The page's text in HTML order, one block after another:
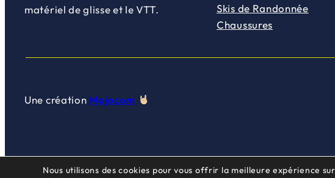
matériel de glisse et le VTT.
Skis de Randonnée
Chaussures
Une création Mojocom
Nous utilisons des cookies pour vous offrir la meilleure expérience